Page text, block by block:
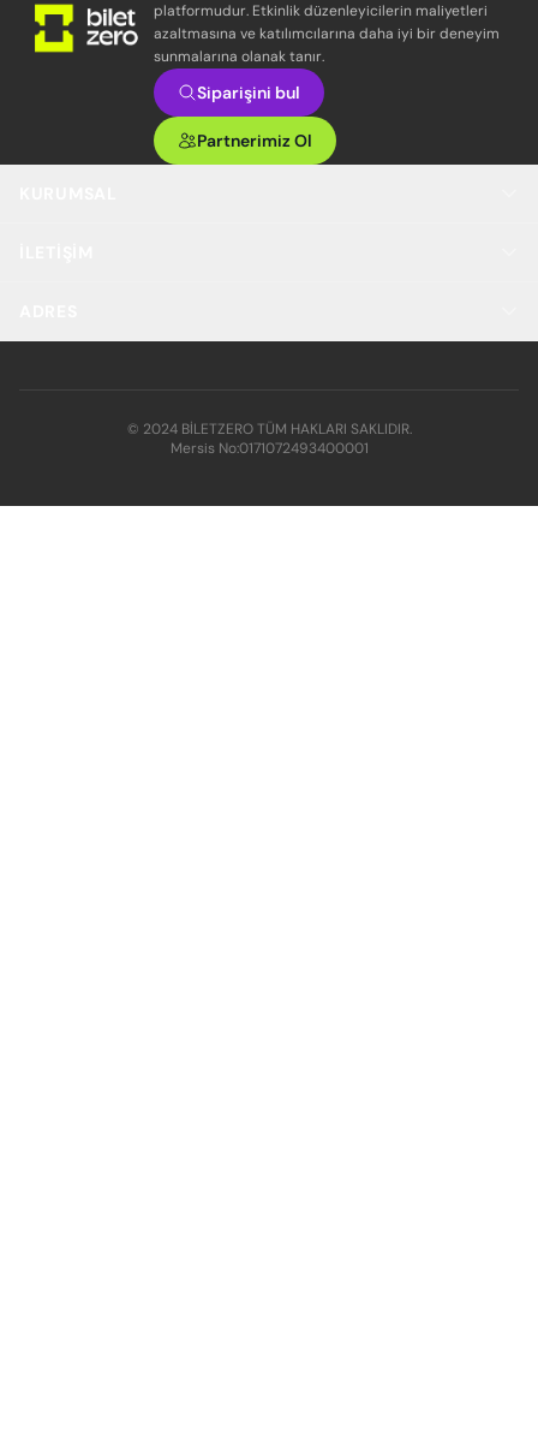
platformudur. Etkinlik düzenleyicilerin maliyetleri
azaltmasına ve katılımcılarına daha iyi bir deneyim
sunmalarına olanak tanır.
Siparişini bul
Partnerimiz Ol
© 2024 BİLETZERO TÜM HAKLARI SAKLIDIR.
Mersis No:0171072493400001